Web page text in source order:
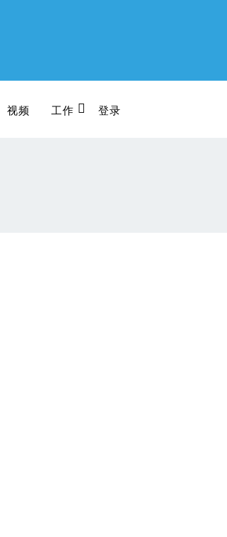
视频 工作 登录